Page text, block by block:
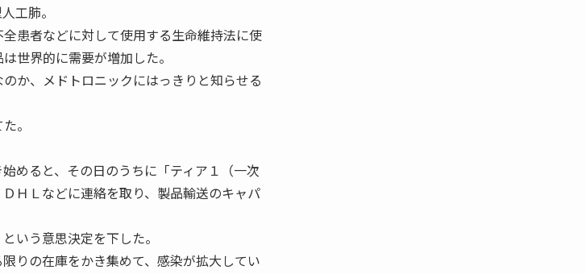
工肺。
患者などに対して使用する生命維持法に使
世界的に需要が増加した。
か、メドトロニックにはっきりと知らせる
。
めると、その日のうちに「ティア１（一次
ＨＬなどに連絡を取り、製品輸送のキャパ
いう意思決定を下した。
りの在庫をかき集めて、感染が拡大してい